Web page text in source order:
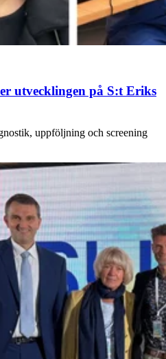
utvecklingen på S:t Eriks
uppföljning och screening